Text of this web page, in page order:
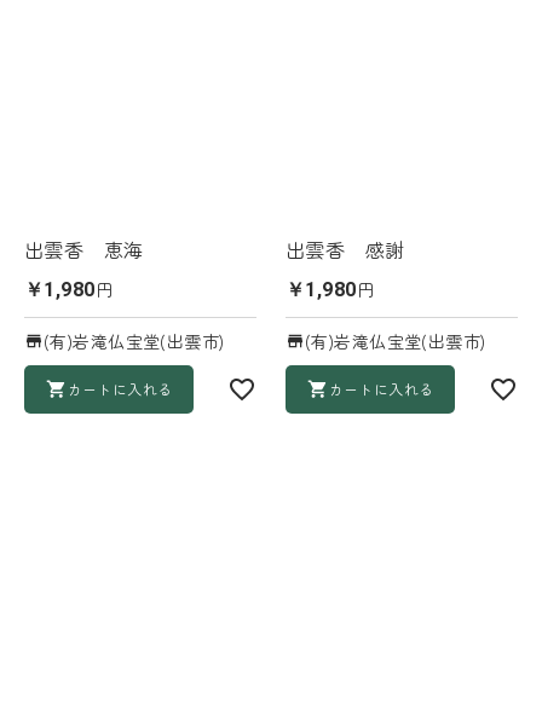
出雲香 恵海
￥1,980円
(有)岩滝仏宝堂(出雲市)
カートに入れる
出雲香 感謝
￥1,980円
(有)岩滝仏宝堂(出雲市)
カートに入れる